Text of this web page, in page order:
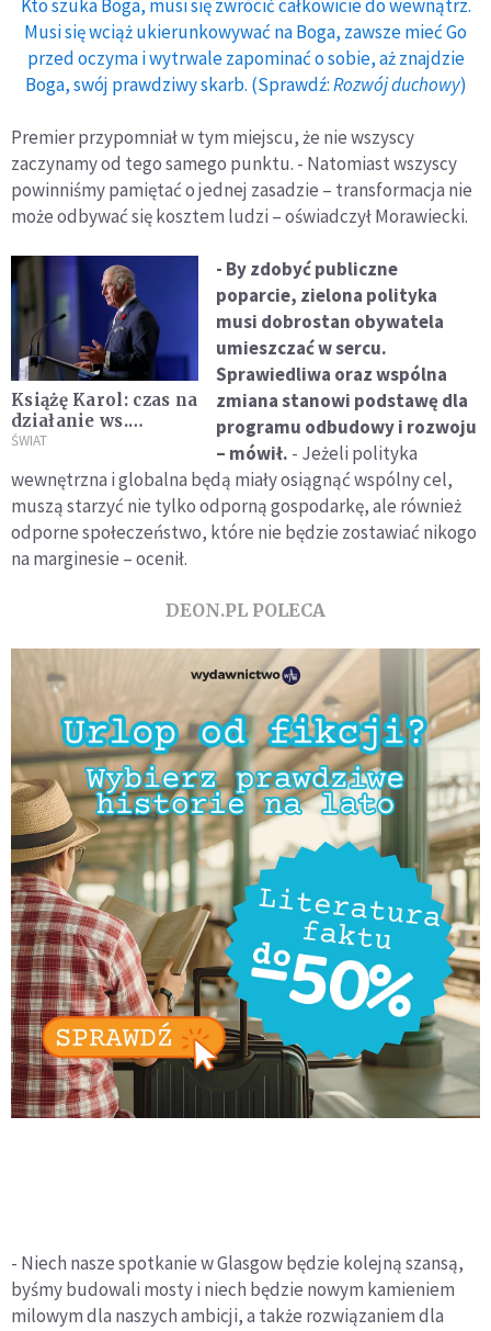
Kto szuka Boga, musi się zwrócić całkowicie do wewnątrz.
Musi się wciąż ukierunkowywać na Boga, zawsze mieć Go
przed oczyma i wytrwale zapominać o sobie, aż znajdzie
Boga, swój prawdziwy skarb. (Sprawdź:Rozwój duchowy)
Premier przypomniał w tym miejscu, że nie wszyscy
zaczynamy od tego samego punktu. - Natomiast wszyscy
powinniśmy pamiętać o jednej zasadzie – transformacja nie
może odbywać się kosztem ludzi – oświadczył Morawiecki.
Książę Karol: czas na
działanie ws.
klimatu praktycznie
ŚWIAT
- By zdobyć publiczne
poparcie, zielona polityka
musi dobrostan obywatela
umieszczać w sercu.
Sprawiedliwa oraz wspólna
zmiana stanowi podstawę dla
programu odbudowy i rozwoju
– mówił. - Jeżeli polityka
wewnętrzna i globalna będą miały osiągnąć wspólny cel,
muszą starzyć nie tylko odporną gospodarkę, ale również
odporne społeczeństwo, które nie będzie zostawiać nikogo
na marginesie – ocenił.
DEON.PL POLECA
- Niech nasze spotkanie w Glasgow będzie kolejną szansą,
byśmy budowali mosty i niech będzie nowym kamieniem
milowym dla naszych ambicji, a także rozwiązaniem dla